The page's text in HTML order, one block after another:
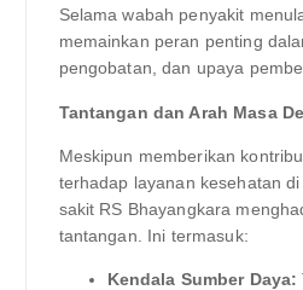
Selama wabah penyakit
memainkan peran penting
pengobatan, dan upaya
Tantangan dan Arah Masa
Meskipun memberikan
terhadap layanan kesehatan
sakit RS Bhayangkara
tantangan. Ini termasuk:
Kendala Sumber Daya: